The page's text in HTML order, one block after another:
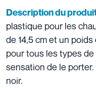
Description du
plastique pour les
de 14,5 cm et un
pour tous les types
sensation de le
noir.